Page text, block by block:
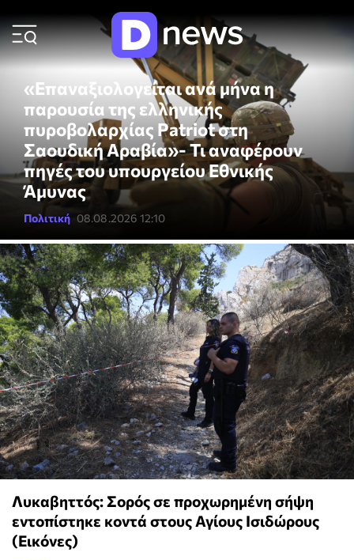
ΡΟΗ ΕΙΔΗΣΕΩΝ
«Επαναξιολογείται ανά μήνα η
παρουσία της ελληνικής
πυροβολαρχίας Patriot στη
Σαουδική Αραβία»- Τι αναφέρουν
πηγές του υπουργείου Εθνικής
Άμυνας
Πολιτική 08.08.2026 12:10
Λυκαβηττός: Σορός σε προχωρημένη σήψη
εντοπίστηκε κοντά στους Αγίους Ισιδώρους
(Εικόνες)